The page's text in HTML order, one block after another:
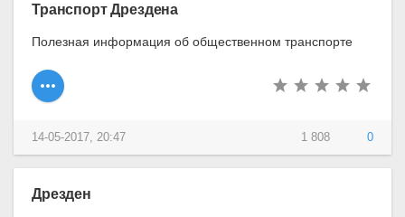
Транспорт Дрездена
Полезная информация об общественном транспорте
1 808 0
14-05-2017, 20:47
Дрезден